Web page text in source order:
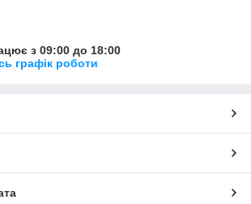
з 09:00 до 18:00
графік роботи